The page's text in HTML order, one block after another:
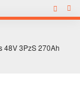
48V 3PzS 270Ah